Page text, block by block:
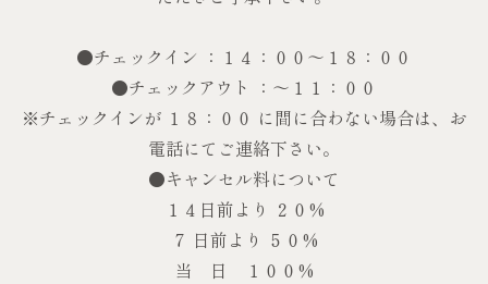
●チェックイン ：１４：００～１８：００
●チェックアウト ：～１１：００
※チェックインが １８：００ に間に合わない場合は、お
電話にてご連絡下さい。
●キャンセル料について
１４日前より ２０%
７ 日前より ５０%
当 日 １００%